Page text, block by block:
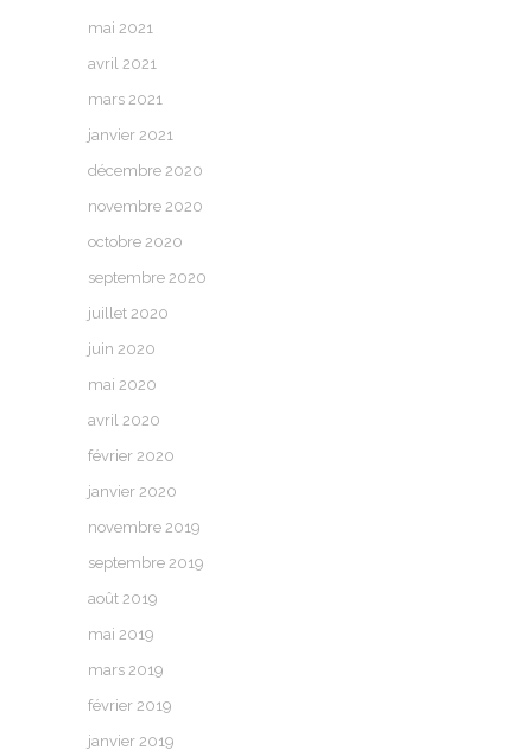
mai 2021
avril 2021
mars 2021
janvier 2021
décembre 2020
novembre 2020
octobre 2020
septembre 2020
juillet 2020
juin 2020
mai 2020
avril 2020
février 2020
janvier 2020
novembre 2019
septembre 2019
août 2019
mai 2019
mars 2019
février 2019
janvier 2019